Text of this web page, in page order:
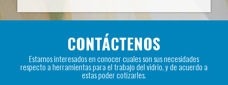
CONTÁCTENOS
Estamos interesados en conocer cuales son sus necesidades
respecto a herramientas para el trabajo del vidrio, y de acuerdo a
estas poder cotizarles.